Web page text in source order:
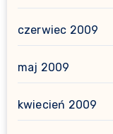
czerwiec 2009
maj 2009
kwiecień 2009